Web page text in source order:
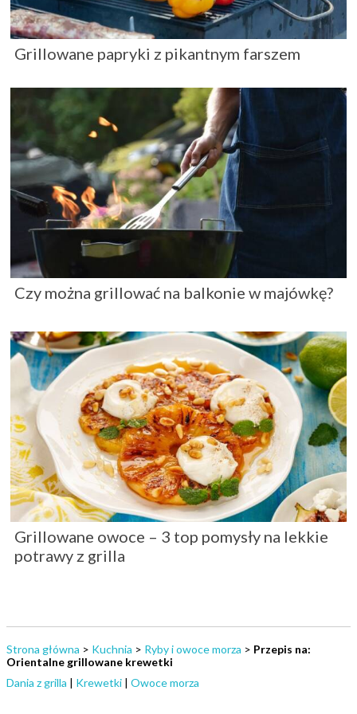
Grillowane papryki z pikantnym farszem
Czy można grillować na balkonie w majówkę?
Grillowane owoce – 3 top pomysły na lekkie
potrawy z grilla
Strona główna > Kuchnia > Ryby i owoce morza > Przepis na:
Orientalne grillowane krewetki
Dania z grilla
Krewetki Owoce morza